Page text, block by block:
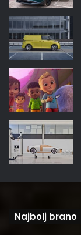
Najbolj brano